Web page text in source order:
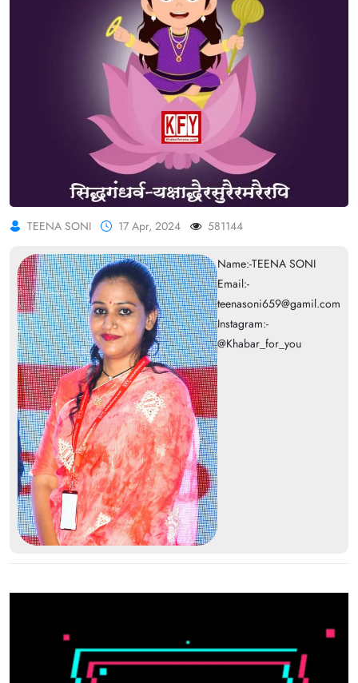
TEENA SONI 17 Apr, 2024 581144
Name:-TEENA SONI
Email:-
teenasoni659@gamil.com
Instagram:-
@Khabar_for_you